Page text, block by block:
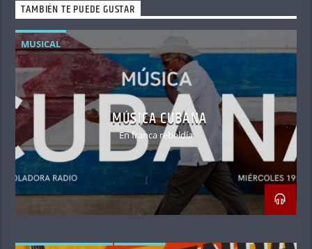
TAMBIÉN TE PUEDE GUSTAR
MUSICAL
MÚSICA CUBANA
En franca rebeldía